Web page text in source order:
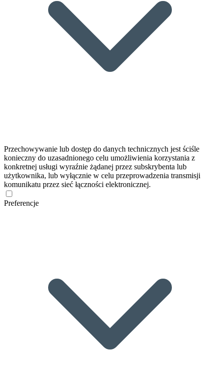
Przechowywanie lub dostęp do danych technicznych jest ściśle
konieczny do uzasadnionego celu umożliwienia korzystania z
konkretnej usługi wyraźnie żądanej przez subskrybenta lub
użytkownika, lub wyłącznie w celu przeprowadzenia transmisji
komunikatu przez sieć łączności elektronicznej.
Preferencje